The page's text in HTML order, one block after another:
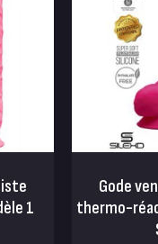
1
Gode
thermo-